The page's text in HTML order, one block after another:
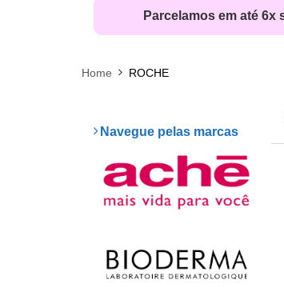
Parcelamos em até 6x
Home ROCHE
Navegue pelas marcas